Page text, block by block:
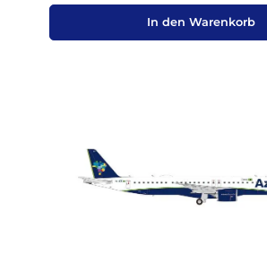
In den Warenkorb